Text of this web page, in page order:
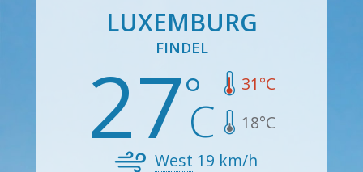
LUXEMBURG
FINDEL
27 31°C
18°C
West 19 km/h